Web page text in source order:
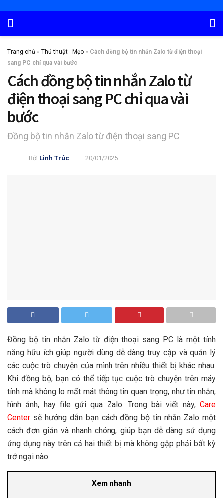
Trang chủ » Thủ thuật - Mẹo » Cách đồng bộ tin nhắn Zalo từ điện thoại
sang PC chỉ qua vài bước
Cách đồng bộ tin nhắn Zalo từ
điện thoại sang PC chỉ qua vài
bước
Đồng bộ tin nhắn Zalo từ điện thoại sang PC
Bởi Linh Trúc 20/01/2025
Đồng bộ tin nhắn Zalo từ điện thoại sang PC là một tính
năng hữu ích giúp người dùng dễ dàng truy cập và quản lý
các cuộc trò chuyện của mình trên nhiều thiết bị khác nhau.
Khi đồng bộ, bạn có thể tiếp tục cuộc trò chuyện trên máy
tính mà không lo mất mát thông tin quan trọng, như tin nhắn,
hình ảnh, hay file gửi qua Zalo. Trong bài viết này, Care
Center sẽ hướng dẫn bạn cách đồng bộ tin nhắn Zalo một
cách đơn giản và nhanh chóng, giúp bạn dễ dàng sử dụng
ứng dụng này trên cả hai thiết bị mà không gặp phải bất kỳ
trở ngại nào.
Xem nhanh